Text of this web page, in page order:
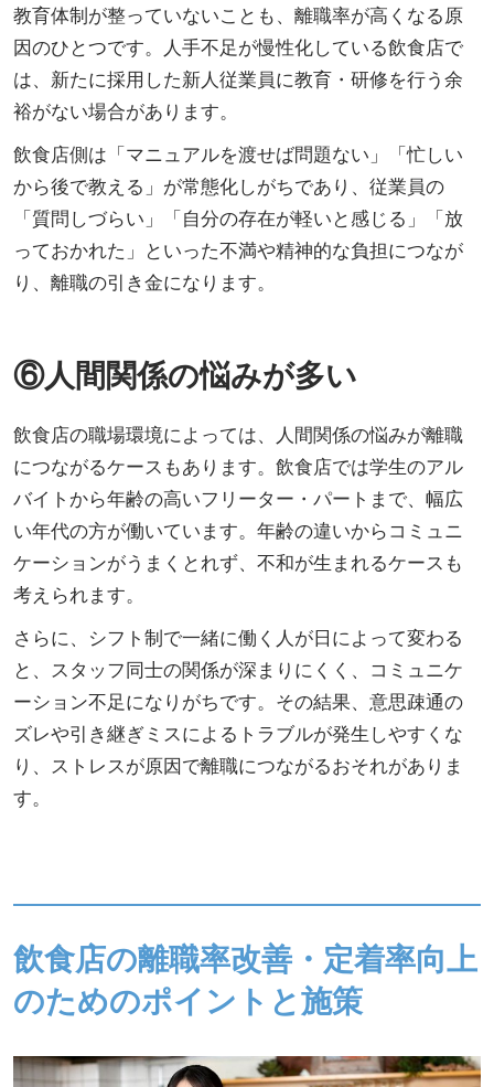
教育体制が整っていないことも、離職率が高くなる原
因のひとつです。人手不足が慢性化している飲食店で
は、新たに採用した新人従業員に教育・研修を行う余
裕がない場合があります。
飲食店側は「マニュアルを渡せば問題ない」「忙しい
から後で教える」が常態化しがちであり、従業員の
「質問しづらい」「自分の存在が軽いと感じる」「放
っておかれた」といった不満や精神的な負担につなが
り、離職の引き金になります。
⑥人間関係の悩みが多い
飲食店の職場環境によっては、人間関係の悩みが離職
につながるケースもあります。飲食店では学生のアル
バイトから年齢の高いフリーター・パートまで、幅広
い年代の方が働いています。年齢の違いからコミュニ
ケーションがうまくとれず、不和が生まれるケースも
考えられます。
さらに、シフト制で一緒に働く人が日によって変わる
と、スタッフ同士の関係が深まりにくく、コミュニケ
ーション不足になりがちです。その結果、意思疎通の
ズレや引き継ぎミスによるトラブルが発生しやすくな
り、ストレスが原因で離職につながるおそれがありま
す。
飲食店の離職率改善・定着率向上
のためのポイントと施策